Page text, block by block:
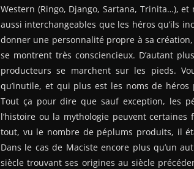
Western (Ringo, Django, Sartana, Trinita…),
aussi interchangeables que les héros qu’ils
donner une personnalité propre à sa
se montrent très consciencieux. D’autant
producteurs se marchent sur les pieds.
qu’inutile, et qui plus est les noms de
Tout ça pour dire que sauf exception, les
l’histoire ou la mythologie peuvent
tout, vu le nombre de péplums produits, il
Dans le cas de Maciste encore plus qu’un
siècle trouvant ses origines au siècle